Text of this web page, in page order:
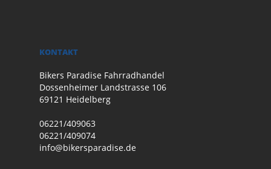
KONTAKT
Bikers Paradise Fahrradhandel
Dossenheimer Landstrasse 106
69121 Heidelberg
06221/409063
06221/409074
info@bikersparadise.de